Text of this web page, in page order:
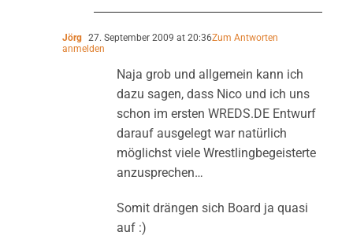
Jörg 27. September 2009 at 20:36Zum Antworten
anmelden
Naja grob und allgemein kann ich
dazu sagen, dass Nico und ich uns
schon im ersten WREDS.DE Entwurf
darauf ausgelegt war natürlich
möglichst viele Wrestlingbegeisterte
anzusprechen…
Somit drängen sich Board ja quasi
auf :)